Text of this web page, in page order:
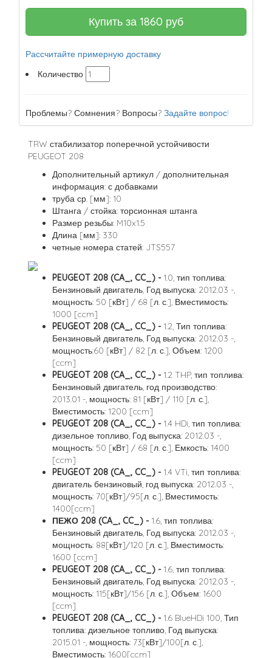
Купить за 1860 руб
Рассчитайте примерную доставку
Количество
Проблемы? Сомнения? Вопросы? Задайте вопрос!
TRW стабилизатор поперечной устойчивости
PEUGEOT 208
Дополнительный артикул / дополнительная
информация: с добавками
труба ср. [мм]: 10
Штанга / стойка: торсионная штанга
Размер резьбы: M10x1.5
Длина [мм]: 330
четные номера статей: JTS557
PEUGEOT 208 (CA_, CC_) -1.0, тип топлива:
Бензиновый двигатель, Год выпуска: 2012.03 -,
мощность: 50 [кВт] / 68 [л. с.], Вместимость:
1000 [ccm]
PEUGEOT 208 (CA_, CC_) - 1.2, Тип топлива:
Бензиновый двигатель, Год выпуска: 2012.03 -,
мощность:60 [кВт] / 82 [л. с.], Объем: 1200
[ccm]
PEUGEOT 208 (CA_, CC_) -1.2 THP, тип топлива:
Бензиновый двигатель, год производство:
2013.01 -, мощность: 81 [кВт] / 110 [л. с.],
Вместимость: 1200 [ccm]
PEUGEOT 208 (CA_, CC_) -1.4 HDi, тип топлива:
дизельное топливо, Год выпуска: 2012.03 -,
мощность: 50 [кВт] / 68 [л. с.], Емкость: 1400
[ccm]
PEUGEOT 208 (CA_, CC_) -1.4 VTi, тип топлива:
двигатель бензиновый, год выпуска: 2012.03 -,
мощность: 70[кВт]/95[л. с.], Вместимость:
1400[ccm]
ПЕЖО 208 (CA_, CC_) -1.6, тип топлива:
Бензиновый двигатель, Год выпуска: 2012.03 -,
мощность: 88[кВт]/120 [л. с.], Вместимость:
1600 [ccm]
PEUGEOT 208 (CA_, CC_) -1.6, тип топлива:
Бензиновый двигатель, Год выпуска: 2012.03 -,
мощность: 115[кВт]/156 [л. с.], Объем: 1600
[ccm]
PEUGEOT 208 (CA_, CC_) -1.6 BlueHDi 100, Тип
топлива: дизельное топливо, Год выпуска:
2015.01 -, мощность: 73[кВт]/100[л. с.],
Вместимость: 1600[ccm]